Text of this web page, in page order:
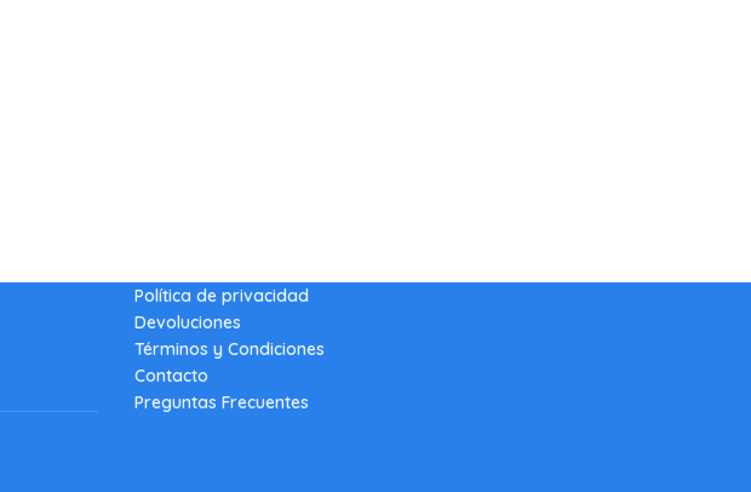
Política de privacidad
Devoluciones
Términos y Condiciones
Contacto
Preguntas Frecuentes